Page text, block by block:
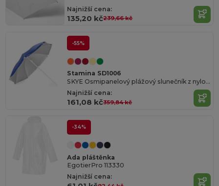
Najnižší cena:
135,20 kč239,66 kč
-55%
Stamina SD1006
SKYE Osmipanelový plážový slunečník z nylonu s vnitřní UV ochranou a lemováním v chlopních
Najnižší cena:
161,08 kč359,84 kč
-34%
Ada pláštěnka
EgotierPro 113330
Najnižší cena: